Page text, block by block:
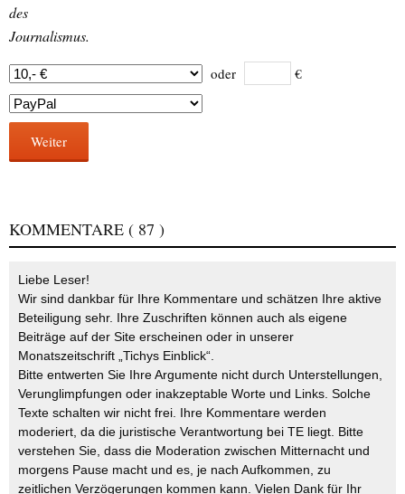
des
Journalismus.
oder €
Weiter
KOMMENTARE ( 87 )
Liebe Leser!
Wir sind dankbar für Ihre Kommentare und schätzen Ihre aktive
Beteiligung sehr. Ihre Zuschriften können auch als eigene
Beiträge auf der Site erscheinen oder in unserer
Monatszeitschrift „Tichys Einblick“.
Bitte entwerten Sie Ihre Argumente nicht durch Unterstellungen,
Verunglimpfungen oder inakzeptable Worte und Links. Solche
Texte schalten wir nicht frei. Ihre Kommentare werden
moderiert, da die juristische Verantwortung bei TE liegt. Bitte
verstehen Sie, dass die Moderation zwischen Mitternacht und
morgens Pause macht und es, je nach Aufkommen, zu
zeitlichen Verzögerungen kommen kann. Vielen Dank für Ihr